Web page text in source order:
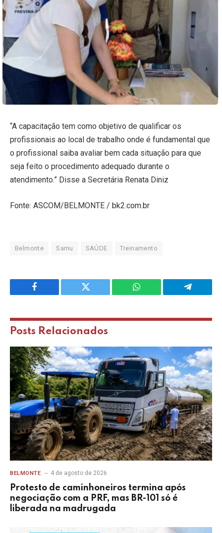
“A capacitação tem como objetivo de qualificar os
profissionais ao local de trabalho onde é fundamental que
o profissional saiba avaliar bem cada situação para que
seja feito o procedimento adequado durante o
atendimento.” Disse a Secretária Renata Diniz
Fonte: ASCOM/BELMONTE / bk2.com.br
Belmonte Samu SAÚDE Treinamento
Facebook Twitter WhatsApp Telegram
Posts Relacionados
BELMONTE 4 de agosto de 2026
Protesto de caminhoneiros termina após
negociação com a PRF, mas BR-101 só é
liberada na madrugada